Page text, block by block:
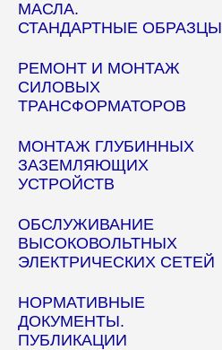
МАСЛА.
СТАНДАРТНЫЕ ОБРАЗЦЫ
РЕМОНТ И МОНТАЖ
СИЛОВЫХ
ТРАНСФОРМАТОРОВ
МОНТАЖ ГЛУБИННЫХ
ЗАЗЕМЛЯЮЩИХ
УСТРОЙСТВ
ОБСЛУЖИВАНИЕ
ВЫСОКОВОЛЬТНЫХ
ЭЛЕКТРИЧЕСКИХ СЕТЕЙ
НОРМАТИВНЫЕ
ДОКУМЕНТЫ.
ПУБЛИКАЦИИ